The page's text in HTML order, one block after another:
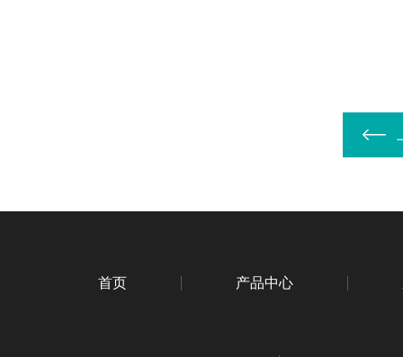
首页 产品中心